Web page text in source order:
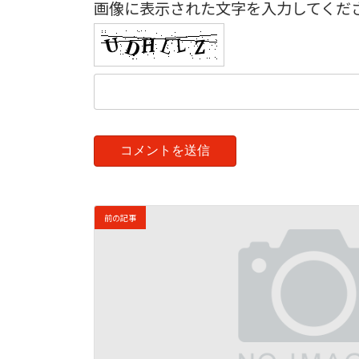
画像に表示された文字を入力してくだ
前の記事